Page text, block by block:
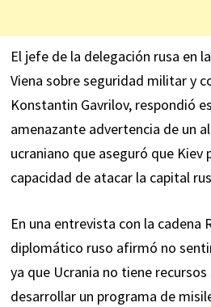
El jefe de la delegación rusa en
Viena sobre seguridad militar y
Konstantin Gavrilov, respondió
amenazante advertencia de un
ucraniano que aseguró que
capacidad de atacar la capital
En una entrevista con la cadena
diplomático ruso afirmó no
ya que Ucrania no tiene
desarrollar un programa de